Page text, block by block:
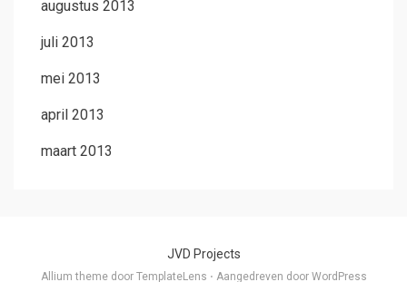
augustus 2013
juli 2013
mei 2013
april 2013
maart 2013
JVD Projects
Allium theme door TemplateLens ⋅ Aangedreven door WordPress